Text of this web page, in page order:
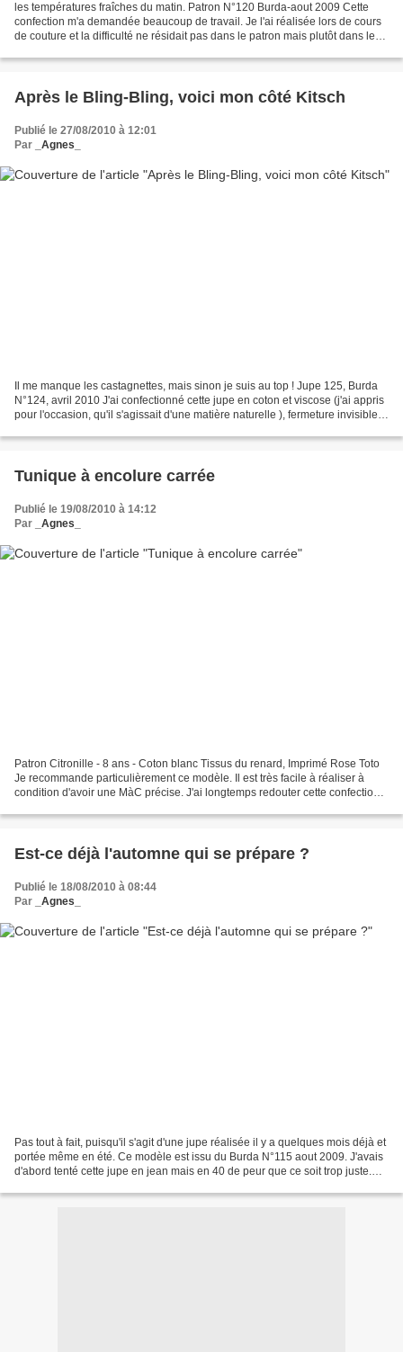
les températures fraîches du matin. Patron N°120 Burda-aout 2009 Cette
confection m'a demandée beaucoup de travail. Je l'ai réalisée lors de cours
de couture et la difficulté ne résidait pas dans le patron mais plutôt dans le
Après le Bling-Bling, voici mon côté Kitsch
Publié le 27/08/2010 à 12:01
Par
_Agnes_
Il me manque les castagnettes, mais sinon je suis au top ! Jupe 125, Burda
N°124, avril 2010 J'ai confectionné cette jupe en coton et viscose (j'ai appris
pour l'occasion, qu'il s'agissait d'une matière naturelle ), fermeture invisible
Tunique à encolure carrée
Publié le 19/08/2010 à 14:12
Par
_Agnes_
Patron Citronille - 8 ans - Coton blanc Tissus du renard, Imprimé Rose Toto
Je recommande particulièrement ce modèle. Il est très facile à réaliser à
condition d'avoir une MàC précise. J'ai longtemps redouter cette confection,
Est-ce déjà l'automne qui se prépare ?
Publié le 18/08/2010 à 08:44
Par
_Agnes_
Pas tout à fait, puisqu'il s'agit d'une jupe réalisée il y a quelques mois déjà et
portée même en été. Ce modèle est issu du Burda N°115 aout 2009. J'avais
d'abord tenté cette jupe en jean mais en 40 de peur que ce soit trop juste.